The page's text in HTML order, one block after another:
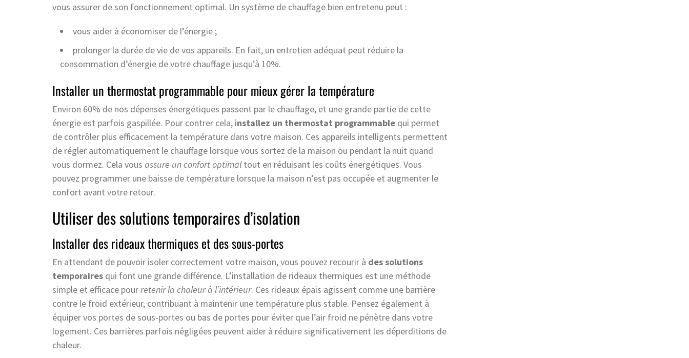
vous assurer de son fonctionnement optimal. Un système de chauffage bien entretenu peut :
vous aider à économiser de l’énergie ;
prolonger la durée de vie de vos appareils. En fait, un entretien adéquat peut réduire la
consommation d’énergie de votre chauffage jusqu’à 10%.
Installer un thermostat programmable pour mieux gérer la température
Environ 60% de nos dépenses énergétiques passent par le chauffage, et une grande partie de cette
énergie est parfois gaspillée. Pour contrer cela, installez un thermostat programmable qui permet
de contrôler plus efficacement la température dans votre maison. Ces appareils intelligents permettent
de régler automatiquement le chauffage lorsque vous sortez de la maison ou pendant la nuit quand
vous dormez. Cela vous assure un confort optimaltout en réduisant les coûts énergétiques. Vous
pouvez programmer une baisse de température lorsque la maison n’est pas occupée et augmenter le
confort avant votre retour.
Utiliser des solutions temporaires d’isolation
Installer des rideaux thermiques et des sous-portes
En attendant de pouvoir isoler correctement votre maison, vous pouvez recourir à des solutions
temporaires qui font une grande différence. L’installation de rideaux thermiques est une méthode
simple et efficace pourretenir la chaleur à l’intérieur. Ces rideaux épais agissent comme une barrière
contre le froid extérieur, contribuant à maintenir une température plus stable. Pensez également à
équiper vos portes de sous-portes ou bas de portes pour éviter que l’air froid ne pénètre dans votre
logement. Ces barrières parfois négligées peuvent aider à réduire significativement les déperditions de
chaleur.